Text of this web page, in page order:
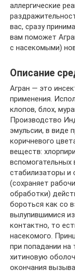
аллергические
вас, сразу
вам поможет
с насекомыми)
Описание
Агран — это
применения.
клопов, блох,
Производство
эмульсии, в виде
коричневого
веществ:
вспомогательных
стабилизаторы и
(сохраняет
обработки)
бороться как со
вылупившимися
контактно, то
насекомого.
при попадании на
хитиновую
окончания